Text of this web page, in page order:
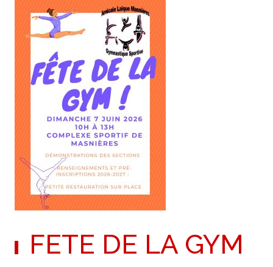
FETE DE LA GYM